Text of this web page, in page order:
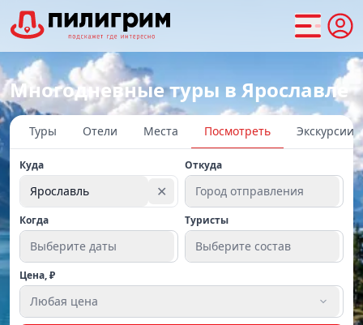
Многодневные туры в Ярославле
Туры Отели Места Посмотреть Экскурсии
Куда
Ярославль ✕
Откуда
Город отправления
Когда
Выберите даты
Туристы
Выберите состав
Цена, ₽
Любая цена